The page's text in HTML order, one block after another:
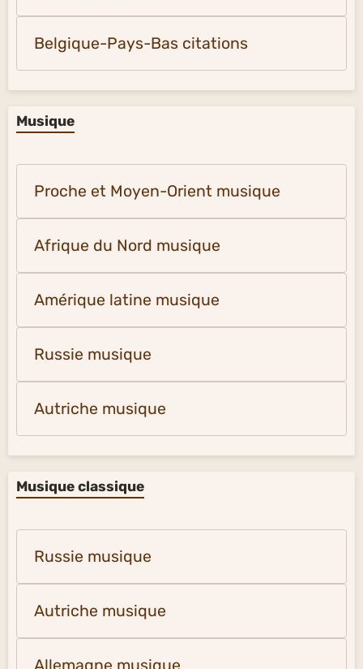
Belgique-Pays-Bas citations
Musique
Proche et Moyen-Orient musique
Afrique du Nord musique
Amérique latine musique
Russie musique
Autriche musique
Musique classique
Russie musique
Autriche musique